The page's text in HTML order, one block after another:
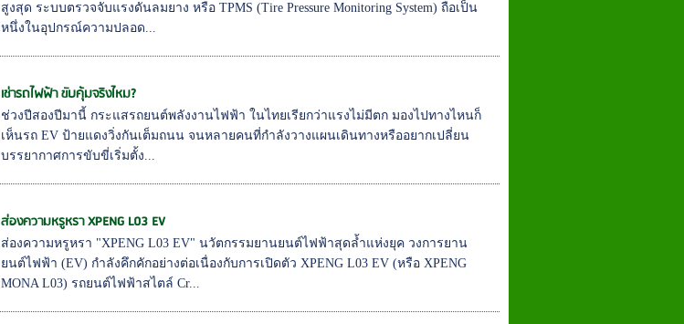
สูงสุด ระบบตรวจจับแรงดันลมยาง หรือ TPMS (Tire Pressure Monitoring System) ถือเป็น
หนึ่งในอุปกรณ์ความปลอด...
เช่ารถไฟฟ้า ขับคุ้มจริงไหม?
ช่วงปีสองปีมานี้ กระแสรถยนต์พลังงานไฟฟ้า ในไทยเรียกว่าแรงไม่มีตก มองไปทางไหนก็
เห็นรถ EV ป้ายแดงวิ่งกันเต็มถนน จนหลายคนที่กำลังวางแผนเดินทางหรืออยากเปลี่ยน
บรรยากาศการขับขี่เริ่มตั้ง...
ส่องความหรูหรา XPENG L03 EV
ส่องความหรูหรา "XPENG L03 EV" นวัตกรรมยานยนต์ไฟฟ้าสุดล้ำแห่งยุค วงการยาน
ยนต์ไฟฟ้า (EV) กำลังคึกคักอย่างต่อเนื่องกับการเปิดตัว XPENG L03 EV (หรือ XPENG
MONA L03) รถยนต์ไฟฟ้าสไตล์ Cr...